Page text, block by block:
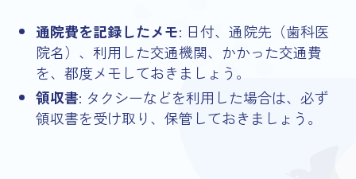
通院費を記録したメモ: 日付、通院先（歯科医
院名）、利用した交通機関、かかった交通費
を、都度メモしておきましょう。
領収書: タクシーなどを利用した場合は、必ず
領収書を受け取り、保管しておきましょう。